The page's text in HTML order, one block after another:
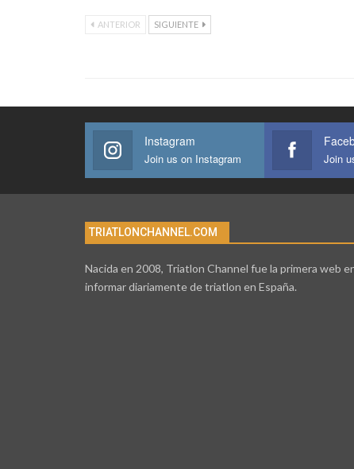
ANTERIOR SIGUIENTE
Instagram
Join us on Instagram Join
TRIATLONCHANNEL.COM
Nacida en 2008, Triatlon Channel fue la primera web
informar diariamente de triatlon en España.